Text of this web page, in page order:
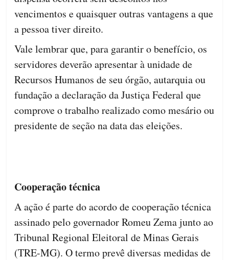
vencimentos e quaisquer outras vantagens a que
a pessoa tiver direito.
Vale lembrar que, para garantir o benefício, os
servidores deverão apresentar à unidade de
Recursos Humanos de seu órgão, autarquia ou
fundação a declaração da Justiça Federal que
comprove o trabalho realizado como mesário ou
presidente de seção na data das eleições.
Cooperação técnica
A ação é parte do acordo de cooperação técnica
assinado pelo governador Romeu Zema junto ao
Tribunal Regional Eleitoral de Minas Gerais
(TRE-MG). O termo prevê diversas medidas de